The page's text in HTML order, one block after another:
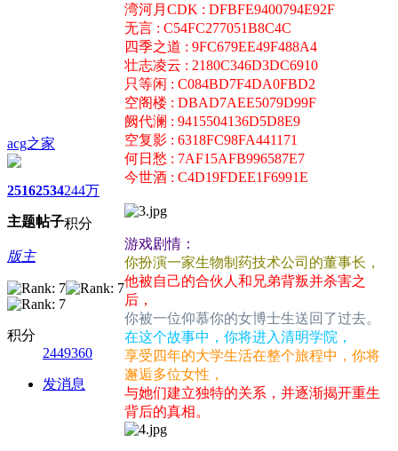
acg之家
2516
主题
2534
帖子
244万
积分
版主
积分
2449360
发消息
湾河月CDK : DFBFE9400794E92F
无言 : C54FC277051B8C4C
四季之道 : 9FC679EE49F488A4
壮志凌云 : 2180C346D3DC6910
只等闲 : C084BD7F4DA0FBD2
空阁楼 : DBAD7AEE5079D99F
阙代澜 : 9415504136D5D8E9
空复影 : 6318FC98FA441171
何日愁 : 7AF15AFB996587E7
今世酒 : C4D19FDEE1F6991E
游戏剧情：
你扮演一家生物制药技术公司的董事长，
他被自己的合伙人和兄弟背叛并杀害之
后，
你被一位仰慕你的女博士生送回了过去。
在这个故事中，你将进入清明学院，
享受四年的大学生活在整个旅程中，你将
邂逅多位女性，
与她们建立独特的关系，并逐渐揭开重生
背后的真相。